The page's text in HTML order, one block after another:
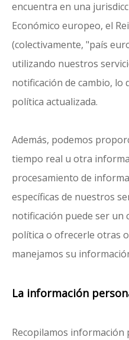
encuentra en una
Económico europeo, el
(colectivamente, "país
utilizando nuestros
notificación de cambio, lo
política actualizada.
Además, podemos
tiempo real u otra
procesamiento de
específicas de nuestros
notificación puede ser un
política o ofrecerle otras
manejamos su
La información
Recopilamos